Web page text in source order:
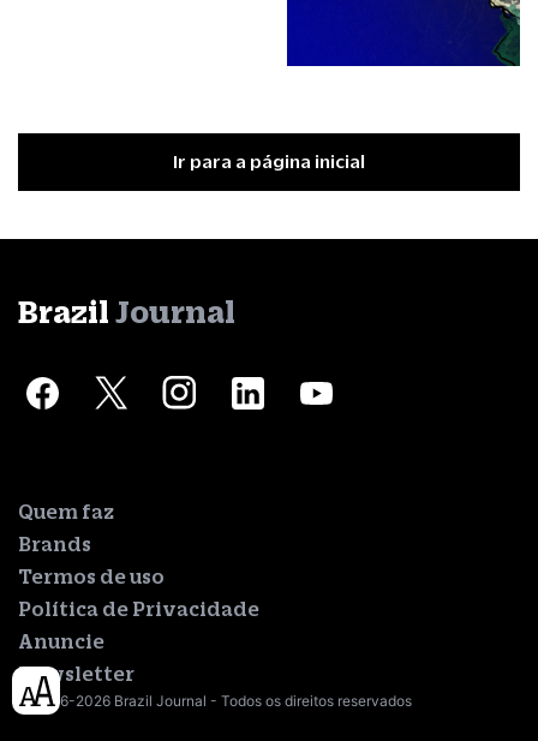
Ir para a página inicial
Brazil Journal
Quem faz
Brands
Termos de uso
Política de Privacidade
Anuncie
Newsletter
© 2016-2026 Brazil Journal - Todos os direitos reservados